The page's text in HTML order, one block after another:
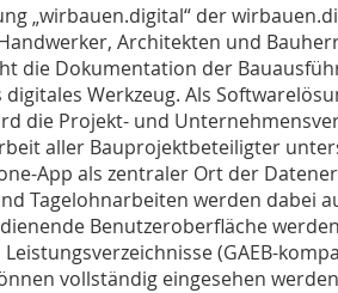
„wirbauen.digital“ der
Architekten und
die Dokumentation der
digitales Werkzeug. Als
die Projekt- und
aller Bauprojektbeteiligter
App als zentraler Ort der
Tagelohnarbeiten werden dabei
Benutzeroberfläche
(GAEB-
vollständig eingesehen